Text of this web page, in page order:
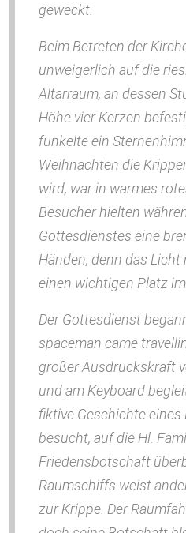
geweckt.
Beim Betreten der
unweigerlich auf die
Altarraum, an dessen
Höhe vier Kerzen
funkelte ein
Weihnachten die
wird, war in warmes
Besucher hielten
Gottesdienstes eine
Händen, denn das
einen wichtigen Platz
Der Gottesdienst
spaceman came
großer Ausdruckskraft
und am Keyboard
fiktive Geschichte eines
besucht, auf die Hl.
Friedensbotschaft
Raumschiffs weist
zur Krippe. Der